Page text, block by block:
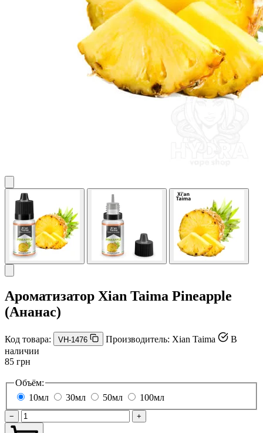
Ароматизатор Xian Taima Pineapple
(Ананас)
Код товара: VH-1476 Производитель: Xian Taima
В
наличии
85 грн
Объём:
10мл
30мл 50мл 100мл
− +